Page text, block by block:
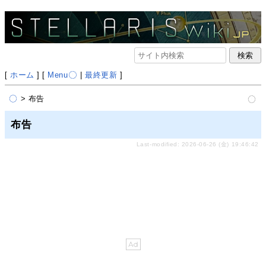
[ ホーム ] [ Menu |最終更新 ]
> 布告
布告
Last-modified: 2026-06-26 (金) 19:46:42